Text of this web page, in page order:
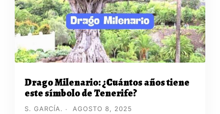
Drago Milenario: ¿Cuántos años tiene
este símbolo de Tenerife?
S. GARCÍA. AGOSTO 8, 2025